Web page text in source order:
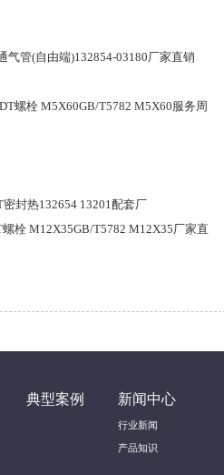
气管(自由端)132854-03180厂家直销
螺栓 M5X60GB/T5782 M5X60服务周
封热132654 13201配套厂
栓 M12X35GB/T5782 M12X35厂家直
典型案例 新闻中心
行业新闻
产品知识